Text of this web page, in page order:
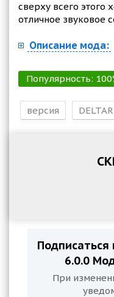
сверху всего
отличное звуковое
Описание мода:
Популярность: 100
версия
Подписаться
6.0.0
При